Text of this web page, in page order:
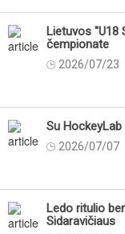
Lietuvos "U18
čempionate
2026/07/23
Su
2026/07/07
Ledo ritulio
Sidaravičiaus